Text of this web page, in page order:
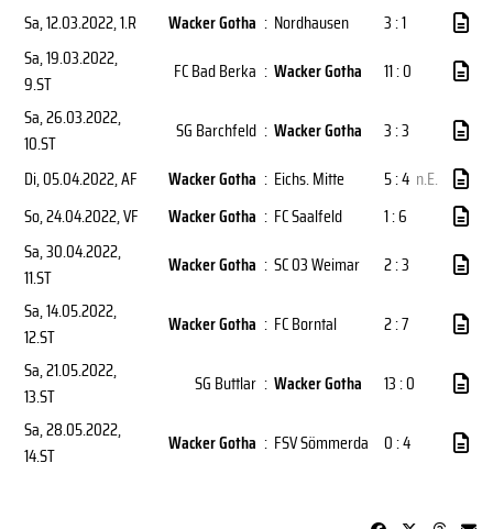
Sa, 12.03.2022, 1.R Wacker Gotha : Nordhausen
3 : 1
Sa, 19.03.2022,
9.ST
FC Bad Berka : Wacker Gotha
11 : 0
Sa, 26.03.2022,
10.ST
SG Barchfeld : Wacker Gotha
3 : 3
Di, 05.04.2022, AF Wacker Gotha : Eichs. Mitte 5 : 4 n.E.
So, 24.04.2022, VF Wacker Gotha : FC Saalfeld
1 : 6
Sa, 30.04.2022,
11.ST
Wacker Gotha : SC 03 Weimar
2 : 3
Sa, 14.05.2022,
12.ST
Wacker Gotha : FC Borntal
2 : 7
Sa, 21.05.2022,
13.ST
SG Buttlar : Wacker Gotha
13 : 0
Sa, 28.05.2022,
14.ST
Wacker Gotha : FSV Sömmerda 0 : 4